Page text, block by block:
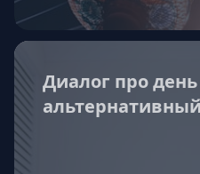
Диалог про
альтернативный